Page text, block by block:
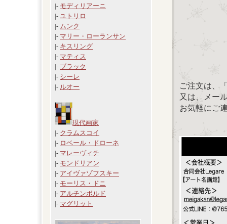
|- モディリアーニ
|- ユトリロ
|- ムンク
|- マリー・ローランサン
|- キスリング
|- マティス
|- ブラック
|- シーレ
|- ルオー
現代画家
|- クラムスコイ
|- ロベール・ドローネ
|- マレーヴィチ
|- モンドリアン
|- アイヴァゾフスキー
|- モーリス・ドニ
|- アルチンボルド
|- マグリット
ご注文は、
又は、メー
お気軽にご